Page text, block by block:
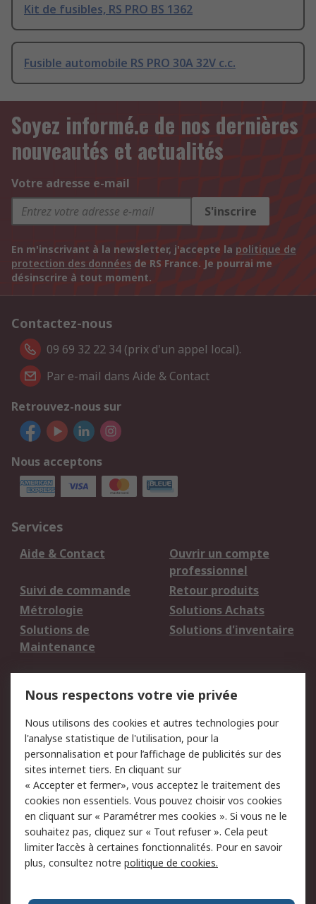
Kit de fusibles, RS PRO BS 1362
Fusible automobile RS PRO 30A 32V c.c.
Soyez informé.e de nos dernières
nouveautés et actualités
Votre adresse e-mail
S'inscrire
En m'inscrivant à la newsletter, j'accepte la politique de
protection des données de RS France. Je pourrai me
désinscrire à tout moment.
Contactez-nous
09 69 32 22 34 (prix d'un appel local).
Par e-mail dans Aide & Contact
Retrouvez-nous sur
Nous acceptons
Services
Aide & Contact
Ouvrir un compte
professionnel
Suivi de commande
Retour produits
Métrologie
Solutions Achats
Solutions de
Maintenance
Solutions d'inventaire
du site
Politique de protection
des données - Mise à
jour
Sécurité des E-mails
Conditions générales
de vente
Politique anti-
corruption
Campagnes marketing
A propos de RS
A propos de RS France Evénements
Nous respectons votre vie privée
Nous utilisons des cookies et autres technologies pour
l'analyse statistique de l'utilisation, pour la
personnalisation et pour l’affichage de publicités sur des
sites internet tiers. En cliquant sur
« Accepter et fermer», vous acceptez le traitement des
cookies non essentiels. Vous pouvez choisir vos cookies
en cliquant sur « Paramétrer mes cookies ». Si vous ne le
souhaitez pas, cliquez sur « Tout refuser ». Cela peut
limiter l’accès à certaines fonctionnalités. Pour en savoir
plus, consultez notre politique de cookies.